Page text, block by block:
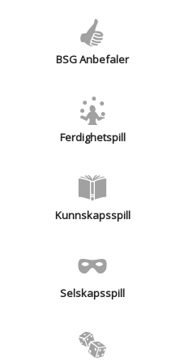
BSG Anbefaler
Ferdighetspill
Kunnskapsspill
Selskapsspill